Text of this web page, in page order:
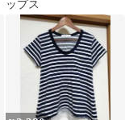
ップス